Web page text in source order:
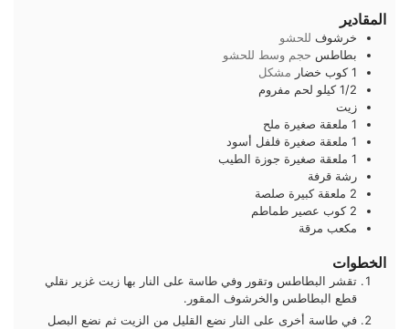
المقادير
خرشوف للحشو
بطاطس حجم وسط للحشو
1 كوب خضار مشكل
1/2 كيلو لحم مفروم
زيت
1 ملعقة صغيرة ملح
1 ملعقة صغيرة فلفل أسود
1 ملعقة صغيرة جوزة الطيب
رشة قرفة
2 ملعقة كبيرة صلصة
2 كوب عصير طماطم
مكعب مرقة
الخطوات
تقشر البطاطس وتقور وفي طاسة على النار بها زيت غزير نقلي
قطع البطاطس والخرشوف المقور.
في طاسة أخرى على النار نضع القليل من الزيت ثم نضع البصل